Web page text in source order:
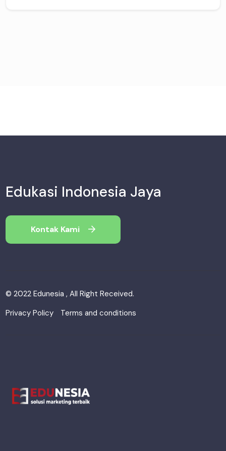
Edukasi Indonesia Jaya
Kontak Kami
© 2022 Edunesia , All Right Received.
Privacy Policy
Terms and conditions